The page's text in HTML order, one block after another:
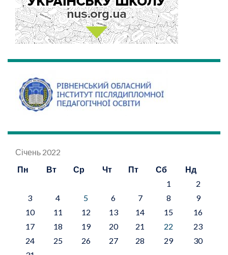
Січень 2022
Пн
Вт Ср Чт Пт Сб
Нд
1
2
3
4 5 6 7 8
9
10
11 12 13 14 15
16
17
18 19 20 21 22
23
24
25 26 27 28 29
30